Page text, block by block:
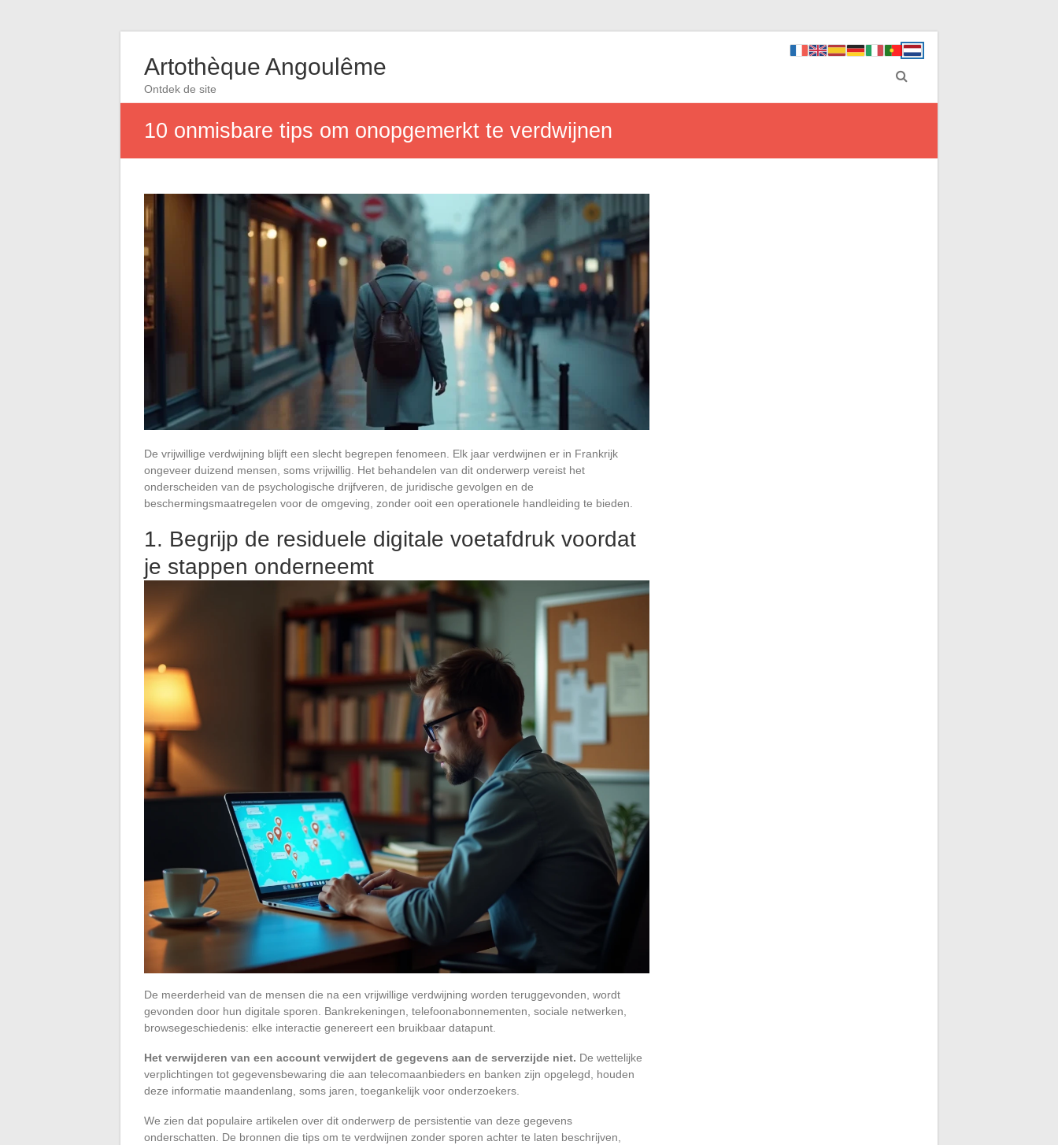
Artothèque Angoulême
Ontdek de site
10 onmisbare tips om onopgemerkt te verdwijnen
De vrijwillige verdwijning blijft een slecht begrepen fenomeen. Elk jaar verdwijnen er in Frankrijk
ongeveer duizend mensen, soms vrijwillig. Het behandelen van dit onderwerp vereist het
onderscheiden van de psychologische drijfveren, de juridische gevolgen en de
beschermingsmaatregelen voor de omgeving, zonder ooit een operationele handleiding te bieden.
1. Begrijp de residuele digitale voetafdruk voordat
je stappen onderneemt
De meerderheid van de mensen die na een vrijwillige verdwijning worden teruggevonden, wordt
gevonden door hun digitale sporen. Bankrekeningen, telefoonabonnementen, sociale netwerken,
browsegeschiedenis: elke interactie genereert een bruikbaar datapunt.
Het verwijderen van een account verwijdert de gegevens aan de serverzijde niet. De wettelijke
verplichtingen tot gegevensbewaring die aan telecomaanbieders en banken zijn opgelegd, houden
deze informatie maandenlang, soms jaren, toegankelijk voor onderzoekers.
We zien dat populaire artikelen over dit onderwerp de persistentie van deze gegevens
onderschatten. De bronnen die tips om te verdwijnen zonder sporen achter te laten beschrijven,